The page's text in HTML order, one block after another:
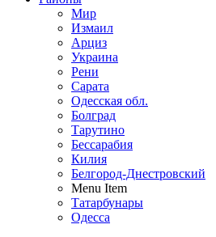
Мир
Измаил
Арциз
Украина
Рени
Сарата
Одесская обл.
Болград
Тарутино
Бессарабия
Килия
Белгород-Днестровский
Menu Item
Татарбунары
Одесса